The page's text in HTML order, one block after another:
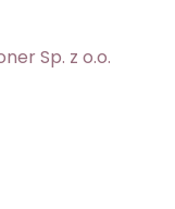
Sp. z o.o.